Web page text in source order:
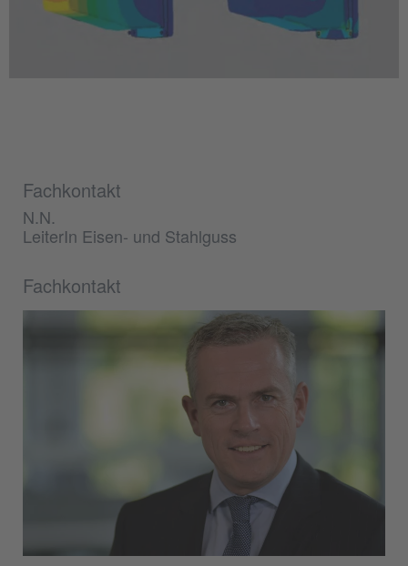
Fachkontakt
N.N.
LeiterIn Eisen- und Stahlguss
Fachkontakt